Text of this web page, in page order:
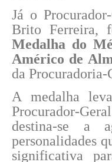
Já o
Brito Ferreira,
Medalha do
Américo de
da Procuradoria-
A medalha
Procurador-
destina-se a
personalidades
significativa